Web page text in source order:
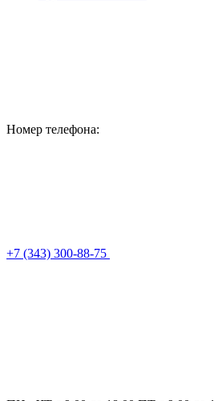
Номер телефона:
+7 (343) 300-88-75